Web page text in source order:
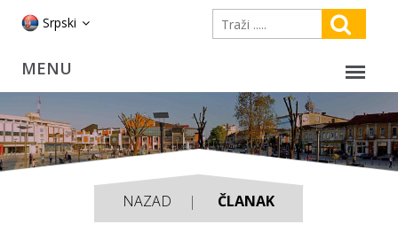
Srpski
NAZAD ČLANAK